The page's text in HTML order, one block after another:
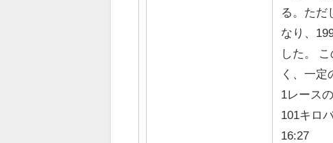
る。ただ
なり、
した。
く、一定
1レース
101キロ
16:27